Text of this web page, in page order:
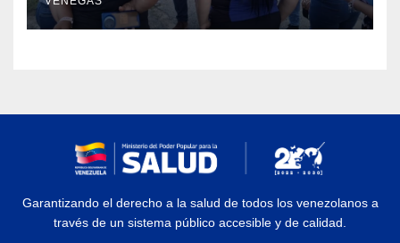
el Mar
Garantizando el derecho a la salud de todos los venezolanos a
través de un sistema público accesible y de calidad.